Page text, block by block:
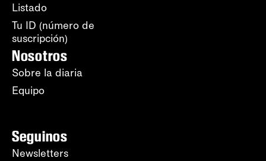
Listado
Tu ID (número de
suscripción)
Nosotros
Sobre la diaria
Equipo
Seguinos
Newsletters